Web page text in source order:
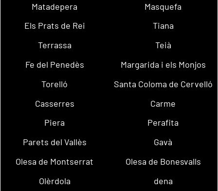
Matadepera
Masquefa
Els Prats de Rei
Tiana
Terrassa
Teià
Fe del Penedès
Margarida i els Monjos
Torelló
Santa Coloma de Cervelló
Casserres
Carme
Piera
Perafita
Parets del Vallès
Gavà
Olesa de Montserrat
Olesa de Bonesvalls
Olèrdola
dena